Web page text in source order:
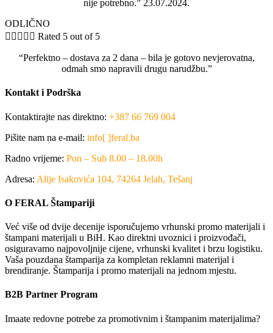
nije potrebno.” 23.07.2024.
ODLIČNO
     Rated 5 out of 5
“Perfektno – dostava za 2 dana – bila je gotovo nevjerovatna,
odmah smo napravili drugu narudžbu.”
Kontakt i Podrška
Kontaktirajte nas direktno: +387 66 769 004
Pišite nam na e-mail: info[ ]feral.ba
Radno vrijeme: Pon – Sub 8.00 – 18.00h
Adresa: Alije Isakovića 104, 74264 Jelah, Tešanj
O FERAL Štampariji
Već više od dvije decenije isporučujemo vrhunski promo materijali i
štampani materijali u BiH. Kao direktni uvoznici i proizvođači,
osiguravamo najpovoljnije cijene, vrhunski kvalitet i brzu logistiku.
Vaša pouzdana štamparija za kompletan reklamni materijal i
brendiranje. Štamparija i promo materijali na jednom mjestu.
B2B Partner Program
Imaate redovne potrebe za promotivnim i štampanim materijalima?